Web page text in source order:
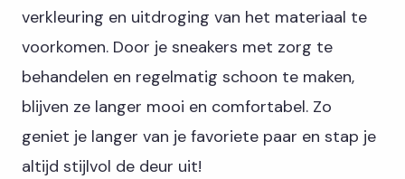
verkleuring en uitdroging van het materiaal te
voorkomen. Door je sneakers met zorg te
behandelen en regelmatig schoon te maken,
blijven ze langer mooi en comfortabel. Zo
geniet je langer van je favoriete paar en stap je
altijd stijlvol de deur uit!